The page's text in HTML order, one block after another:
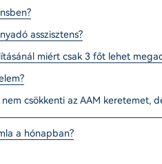
asszisztens?
miért csak 3 főt lehet
csökkenti az AAM keretemet,
a hónapban?